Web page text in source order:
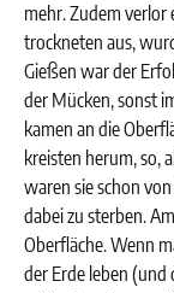
mehr. Zudem verlor
trockneten aus,
Gießen war der
der Mücken, sonst
kamen an die
kreisten herum, so,
waren sie schon
dabei zu sterben.
Oberfläche. Wenn
der Erde leben